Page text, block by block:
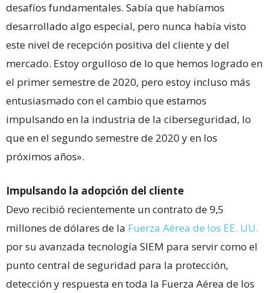
desafíos fundamentales. Sabía que habíamos
desarrollado algo especial, pero nunca había visto
este nivel de recepción positiva del cliente y del
mercado. Estoy orgulloso de lo que hemos logrado en
el primer semestre de 2020, pero estoy incluso más
entusiasmado con el cambio que estamos
impulsando en la industria de la ciberseguridad, lo
que en el segundo semestre de 2020 y en los
próximos años».
Impulsando la adopción del cliente
Devo recibió recientemente un contrato de 9,5
millones de dólares de la Fuerza Aérea de los EE. UU.
por su avanzada tecnología SIEM para servir como el
punto central de seguridad para la protección,
detección y respuesta en toda la Fuerza Aérea de los